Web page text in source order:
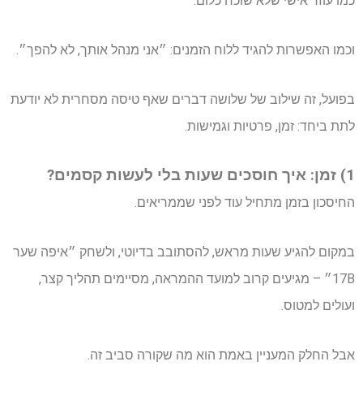
וכמו האפשרות להגיד ללוח הזמנים: ״אני מנהל אותך, לא להפך״.
בפועל, זה שילוב של שלושה דברים שאף טיסה מסחרית לא יודעת
לתת ביחד: זמן, פרטיות וגמישות.
1) זמן: איך חוסכים שעות בלי לעשות קסמים?
החיסכון בזמן מתחיל עוד לפני שממריאים.
במקום להגיע שעות מראש, להסתובב בדיוטי, ולשחק ״איפה שער
17B״ – מגיעים קרוב למועד ההמראה, מסיימים תהליך קצר,
ועולים למטוס.
אבל החלק המעניין באמת הוא מה שקורה סביב זה.